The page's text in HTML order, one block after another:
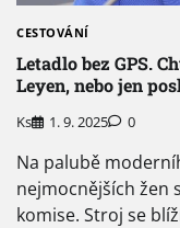
CESTOVÁNÍ
Letadlo bez GPS.
Leyen, nebo jen
Ks 1. 9. 2025 0
Na palubě
nejmocnějších žen
komise. Stroj se